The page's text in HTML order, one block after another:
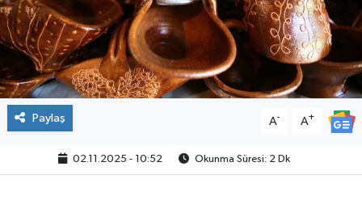
Paylaş A- A+
02.11.2025 - 10:52 Okunma Süresi: 2 Dk